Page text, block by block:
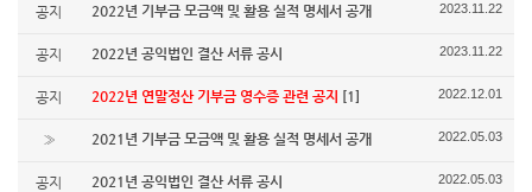
공지 2022년 기부금 모금액 및 활용 실적 명세서 공개 2023.11.22
공지 2022년 공익법인 결산 서류 공시 2023.11.22
공지 2022년 연말정산 기부금 영수증 관련 공지 [1] 2022.12.01
» 2021년 기부금 모금액 및 활용 실적 명세서 공개 2022.05.03
공지 2021년 공익법인 결산 서류 공시 2022.05.03